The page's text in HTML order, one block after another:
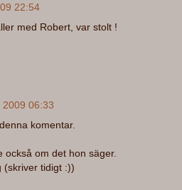
22:54
med Robert, var stolt !
06:33
komentar.
också om det hon säger.
(skriver tidigt :))